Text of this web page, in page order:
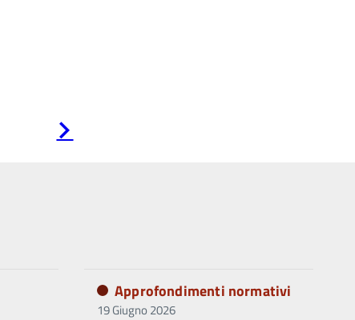
successiva
Approfondimenti normativi
19 Giugno 2026